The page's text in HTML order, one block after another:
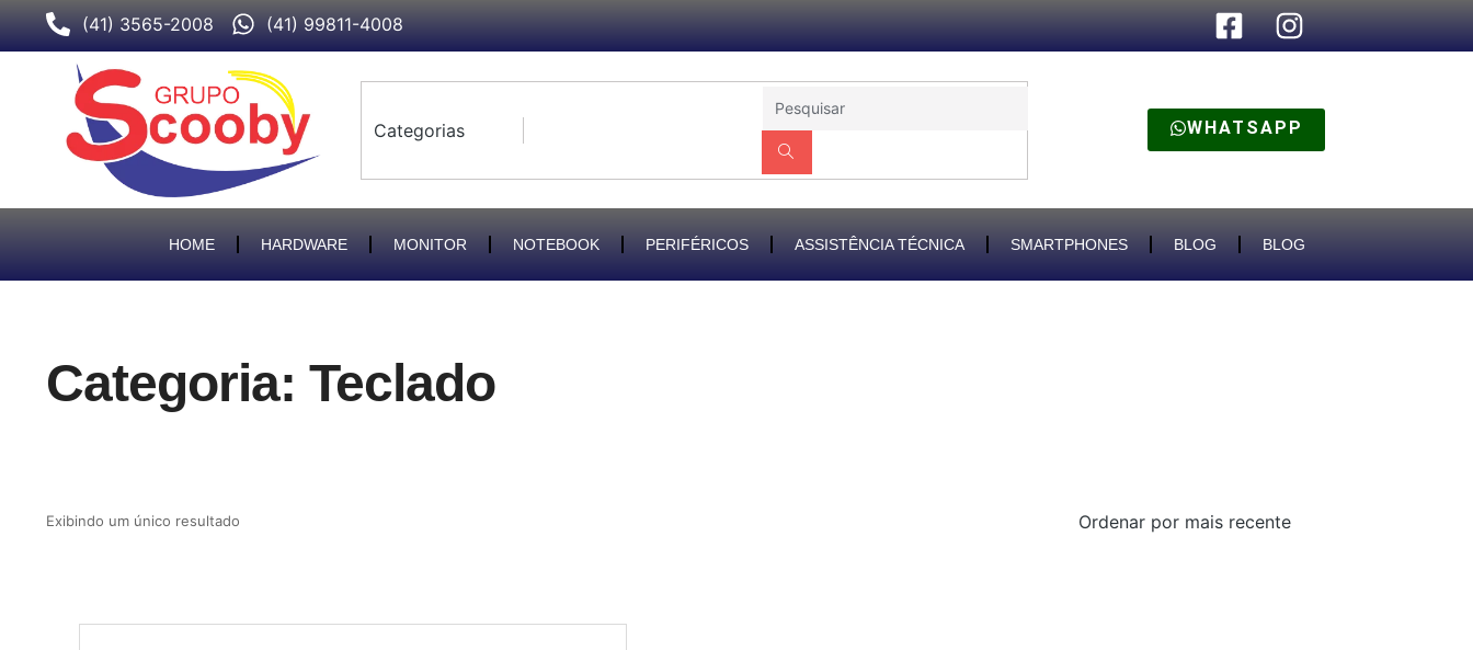
conteúdo
(41) 3565-2008 (41) 99811-4008
WHATSAPP
HOME HARDWARE MONITOR NOTEBOOK PERIFÉRICOS ASSISTÊNCIA TÉCNICA SMARTPHONES BLOG BLOG
Categoria: Teclado
Exibindo um único resultado